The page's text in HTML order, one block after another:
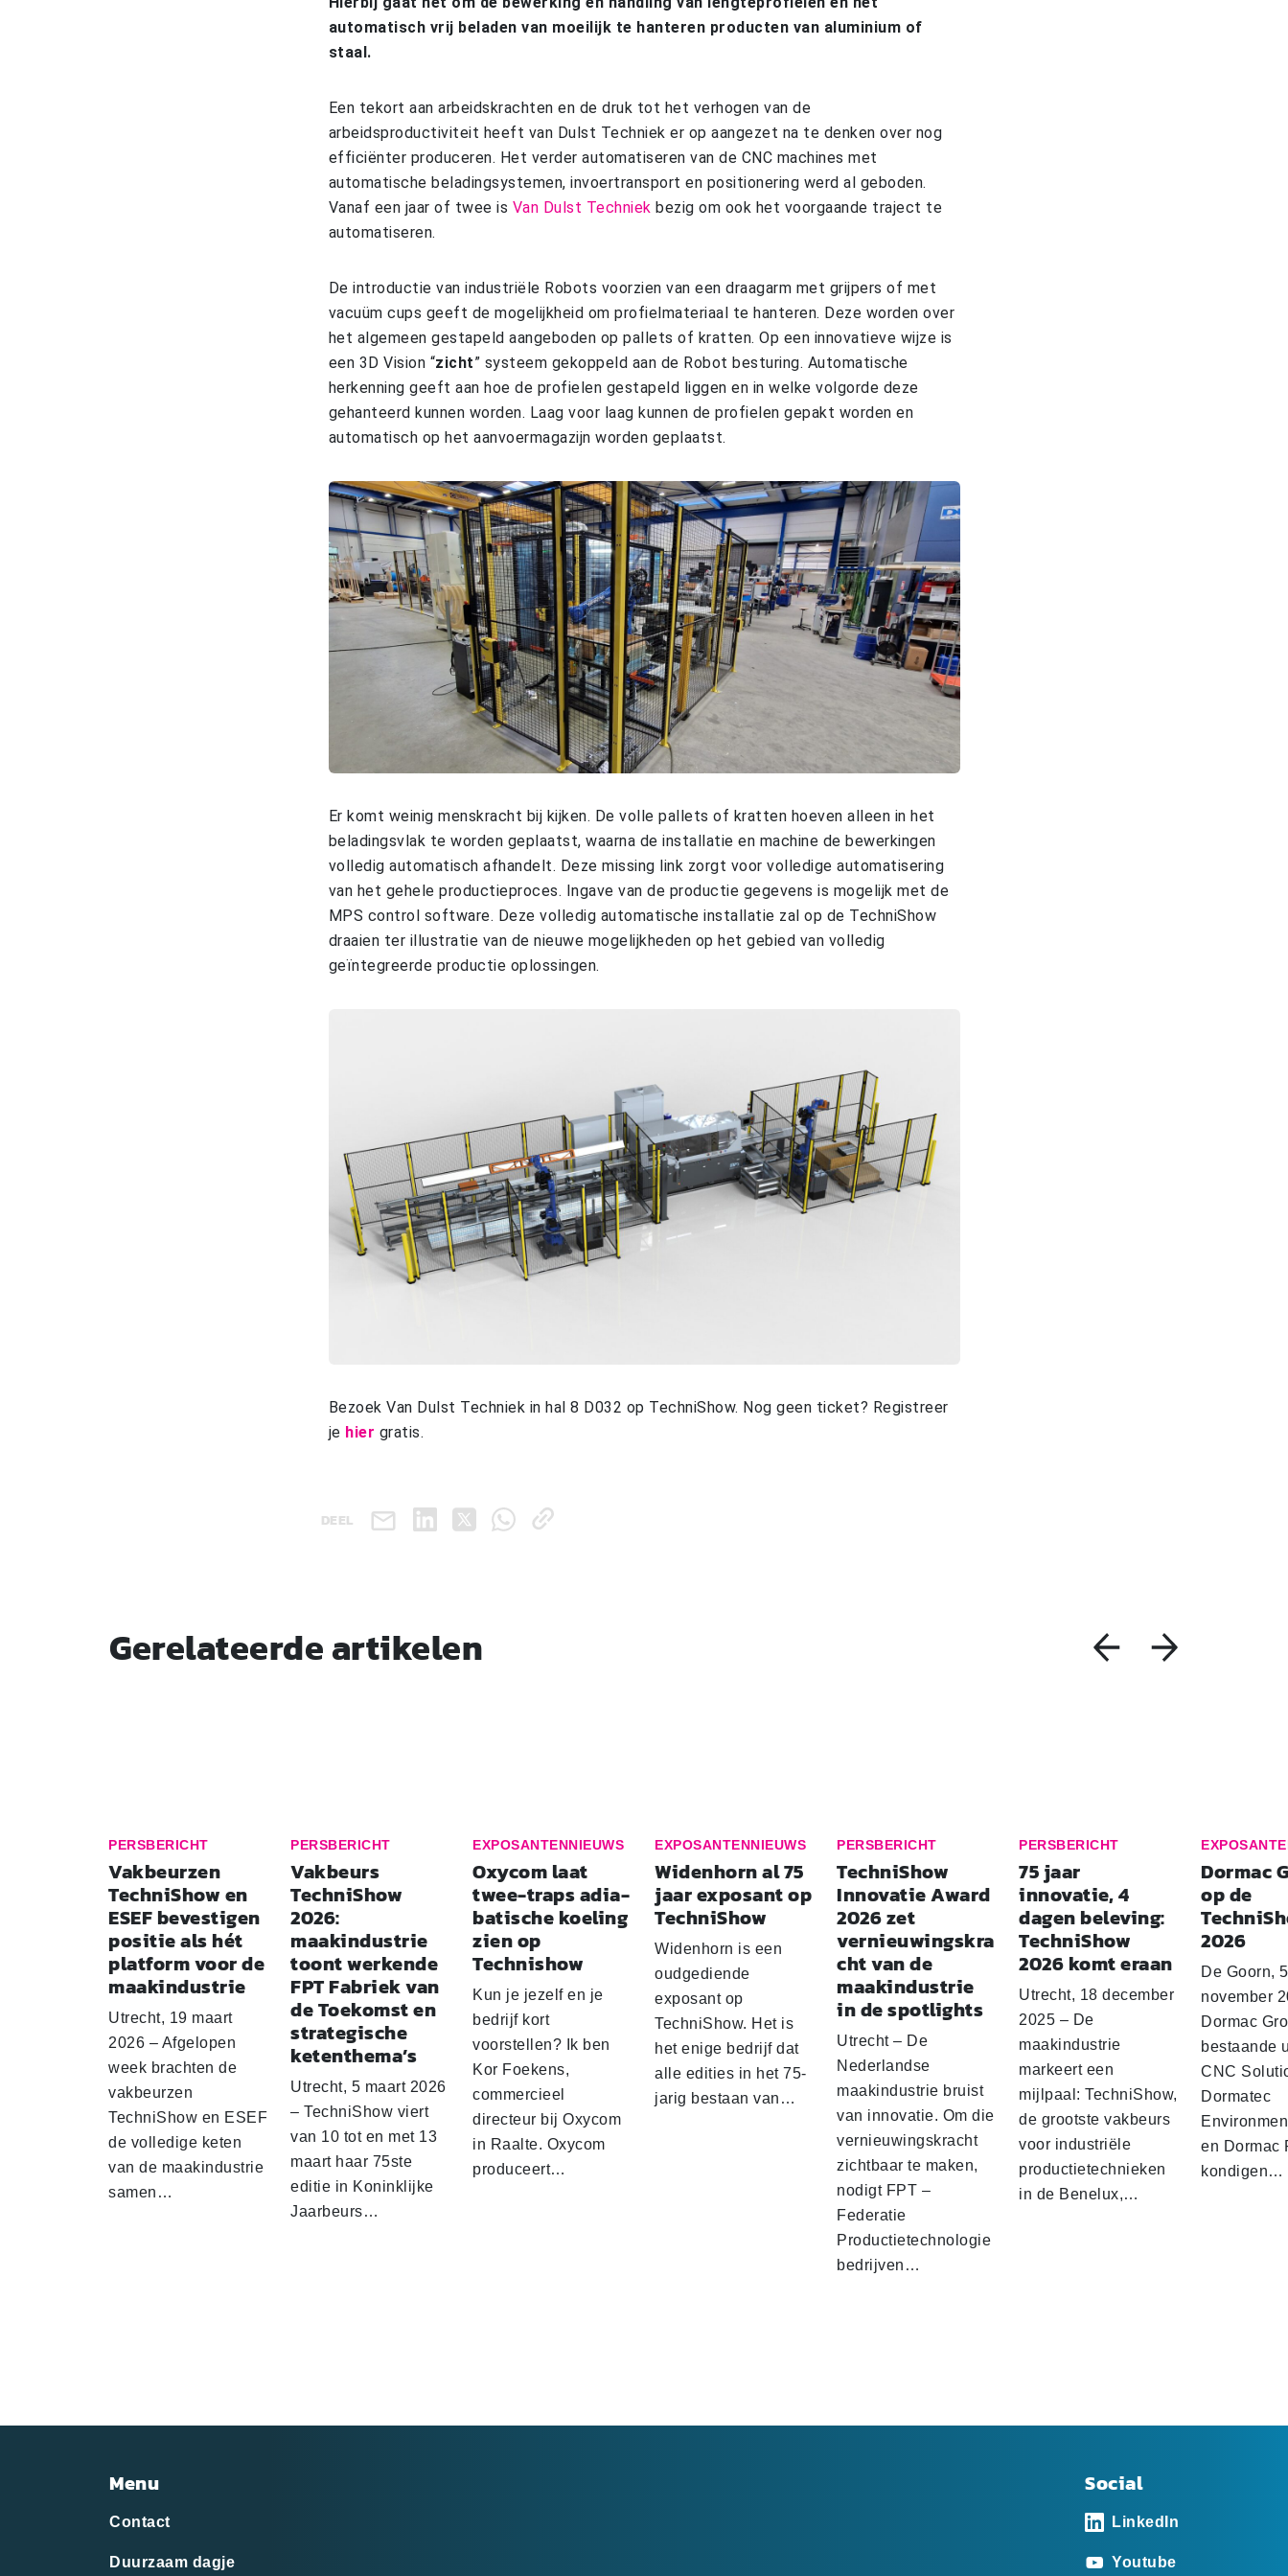
automatisch vrij beladen van moeilijk te hanteren producten van aluminium of
staal.
Een tekort aan arbeidskrachten en de druk tot het verhogen van de
arbeidsproductiviteit heeft van Dulst Techniek er op aangezet na te denken over nog
efficiënter produceren. Het verder automatiseren van de CNC machines met
automatische beladingsystemen, invoertransport en positionering werd al geboden.
Vanaf een jaar of twee is Van Dulst Techniek bezig om ook het voorgaande traject te
automatiseren.
De introductie van industriële Robots voorzien van een draagarm met grijpers of met
vacuüm cups geeft de mogelijkheid om profielmateriaal te hanteren. Deze worden over
het algemeen gestapeld aangeboden op pallets of kratten. Op een innovatieve wijze is
een 3D Vision “zicht” systeem gekoppeld aan de Robot besturing. Automatische
herkenning geeft aan hoe de profielen gestapeld liggen en in welke volgorde deze
gehanteerd kunnen worden. Laag voor laag kunnen de profielen gepakt worden en
automatisch op het aanvoermagazijn worden geplaatst.
Er komt weinig menskracht bij kijken. De volle pallets of kratten hoeven alleen in het
beladingsvlak te worden geplaatst, waarna de installatie en machine de bewerkingen
volledig automatisch afhandelt. Deze missing link zorgt voor volledige automatisering
van het gehele productieproces. Ingave van de productie gegevens is mogelijk met de
MPS control software. Deze volledig automatische installatie zal op de TechniShow
draaien ter illustratie van de nieuwe mogelijkheden op het gebied van volledig
geïntegreerde productie oplossingen.
Bezoek Van Dulst Techniek in hal 8 D032 op TechniShow. Nog geen ticket? Registreer
je hier gratis.
DEEL
Gerelateerde artikelen
PERSBERICHT
Vakbeurzen
TechniShow en
ESEF bevestigen
positie als hét
platform voor de
maak­in­du­strie
Utrecht, 19 maart
2026 – Afgelopen
week brachten de
vakbeurzen
TechniShow en ESEF
de volledige keten
van de maakindustrie
samen…
PERSBERICHT
Vakbeurs
TechniShow
2026:
maakindustrie
toont werkende
FPT Fabriek van
de Toekomst en
strategische
ketenthema’s
Utrecht, 5 maart 2026
– TechniShow viert
van 10 tot en met 13
maart haar 75ste
editie in Koninklijke
Jaarbeurs…
EXPOSANTENNIEUWS
Oxycom laat
twee-traps adi­a­
ba­ti­sche koeling
zien op
Technishow
Kun je jezelf en je
bedrijf kort
voorstellen? Ik ben
Kor Foekens,
commercieel
directeur bij Oxycom
in Raalte. Oxycom
produceert…
EXPOSANTENNIEUWS
Widenhorn al 75
jaar exposant op
TechniShow
Widenhorn is een
oudgediende
exposant op
TechniShow. Het is
het enige bedrijf dat
alle edities in het 75-
jarig bestaan van…
PERSBERICHT
TechniShow
Innovatie Award
2026 zet
vernieuwingskra
cht van de
maakindustrie
in de spotlights
Utrecht – De
Nederlandse
maakindustrie bruist
van innovatie. Om die
vernieuwingskracht
zichtbaar te maken,
nodigt FPT –
Federatie
Productietechnologie
bedrijven…
PERSBERICHT
75 jaar
innovatie, 4
dagen beleving:
TechniShow
2026 komt eraan
Utrecht, 18 december
2025 – De
maakindustrie
markeert een
mijlpaal: TechniShow,
de grootste vakbeurs
voor industriële
productietechnieken
in de Benelux,…
Dormac
op de
2026
De Goorn, 5
november
Dormac
bestaande
CNC
Dormatec
en Dormac
kondigen…
Menu
Contact
Duurzaam dagje
Social
LinkedIn
Youtube